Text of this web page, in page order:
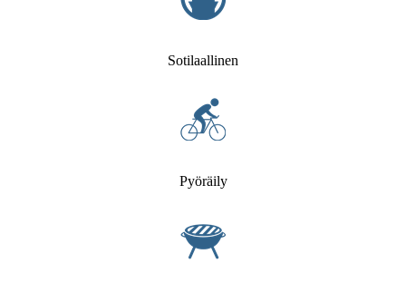
Sotilaallinen
Pyöräily